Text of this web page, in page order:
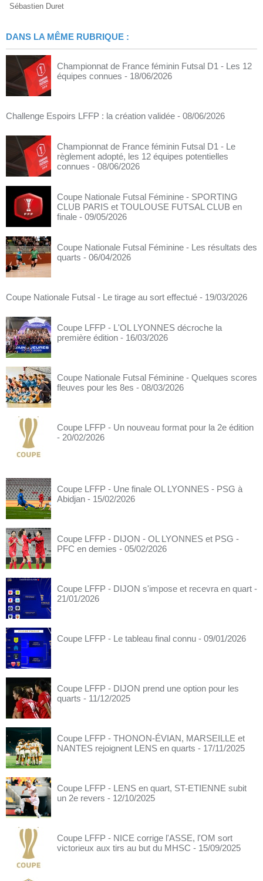
Sébastien Duret
DANS LA MÊME RUBRIQUE :
Championnat de France féminin Futsal D1 - Les 12
équipes connues - 18/06/2026
Challenge Espoirs LFFP : la création validée - 08/06/2026
Championnat de France féminin Futsal D1 - Le
règlement adopté, les 12 équipes potentielles
connues - 08/06/2026
Coupe Nationale Futsal Féminine - SPORTING
CLUB PARIS et TOULOUSE FUTSAL CLUB en
finale - 09/05/2026
Coupe Nationale Futsal Féminine - Les résultats des
quarts - 06/04/2026
Coupe Nationale Futsal - Le tirage au sort effectué - 19/03/2026
Coupe LFFP - L'OL LYONNES décroche la
première édition - 16/03/2026
Coupe Nationale Futsal Féminine - Quelques scores
fleuves pour les 8es - 08/03/2026
Coupe LFFP - Un nouveau format pour la 2e édition
- 20/02/2026
Coupe LFFP - Une finale OL LYONNES - PSG à
Abidjan - 15/02/2026
Coupe LFFP - DIJON - OL LYONNES et PSG -
PFC en demies - 05/02/2026
Coupe LFFP - DIJON s'impose et recevra en quart -
21/01/2026
Coupe LFFP - Le tableau final connu - 09/01/2026
Coupe LFFP - DIJON prend une option pour les
quarts - 11/12/2025
Coupe LFFP - THONON-ÉVIAN, MARSEILLE et
NANTES rejoignent LENS en quarts - 17/11/2025
Coupe LFFP - LENS en quart, ST-ETIENNE subit
un 2e revers - 12/10/2025
Coupe LFFP - NICE corrige l'ASSE, l'OM sort
victorieux aux tirs au but du MHSC - 15/09/2025